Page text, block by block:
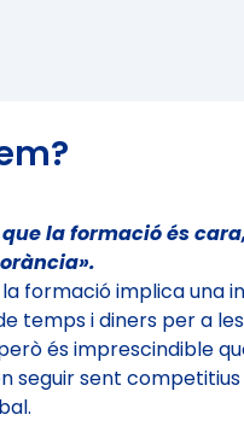
que la formació és
formació implica una
temps i diners per a les
és imprescindible
seguir sent